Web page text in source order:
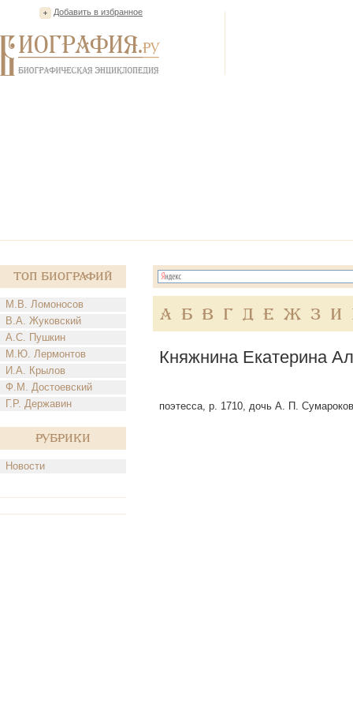
Добавить в избранное
Топ Биографий
М.В. Ломоносов
В.А. Жуковский
А.С. Пушкин
М.Ю. Лермонтов
И.А. Крылов
Ф.М. Достоевский
Г.Р. Державин
Рубрики
Новости
А Б В Г Д Е Ж З И
Княжнина Екатерина
поэтесса, р. 1710, дочь А. П.